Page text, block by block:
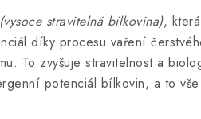
(vysoce stravitelná bílkovina),
díky procesu vaření
To zvyšuje stravitelnost a
potenciál bílkovin, a to